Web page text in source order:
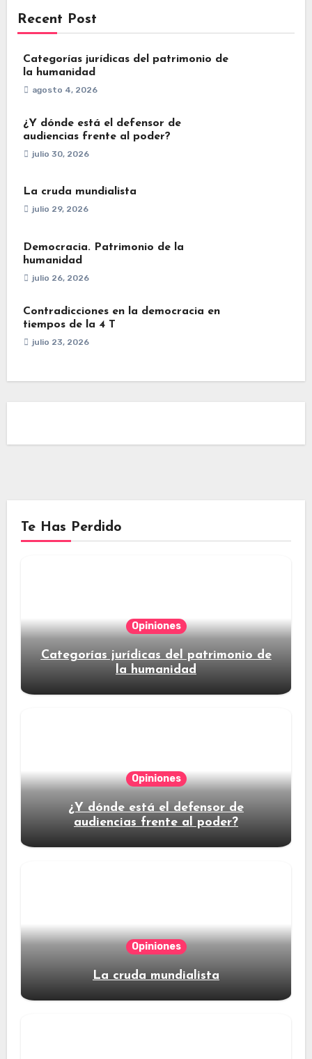
Recent Post
Categorías jurídicas del patrimonio de
la humanidad
agosto 4, 2026
¿Y dónde está el defensor de
audiencias frente al poder?
julio 30, 2026
La cruda mundialista
julio 29, 2026
Democracia. Patrimonio de la
humanidad
julio 26, 2026
Contradicciones en la democracia en
tiempos de la 4 T
julio 23, 2026
Te Has Perdido
Opiniones
Categorías jurídicas del patrimonio de
la humanidad
Opiniones
¿Y dónde está el defensor de
audiencias frente al poder?
Opiniones
La cruda mundialista